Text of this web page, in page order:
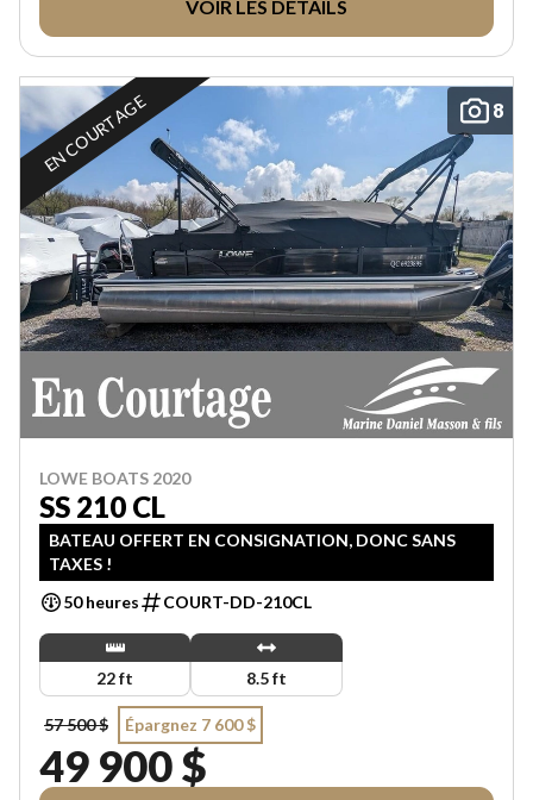
VOIR LES DÉTAILS
8
EN COURTAGE
LOWE BOATS 2020
SS 210 CL
BATEAU OFFERT EN CONSIGNATION, DONC SANS
TAXES !
50 heures
COURT-DD-210CL
22 ft 8.5 ft
57 500 $ Épargnez 7 600 $
49 900 $